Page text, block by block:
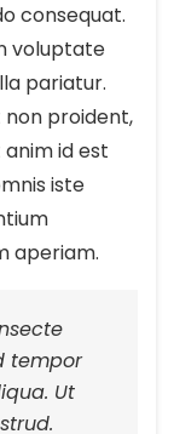
consequat.
voluptate
pariatur.
proident,
id est
iste
aperiam.
tempor
Ut